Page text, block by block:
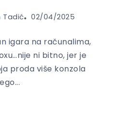
Tadić 02/04/2025
igara na računalima,
ni bitno, jer je
proda više konzola